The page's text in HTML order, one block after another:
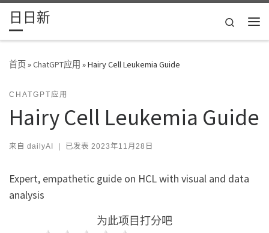
Skip to content
日日新
Search
首页»ChatGPT应用 »Hairy Cell Leukemia Guide
CHATGPT应用
Hairy Cell Leukemia Guide
来自 dailyAI | 已发表 2023年11月28日
Expert, empathetic guide on HCL with visual and data
analysis
为此项目打分吧